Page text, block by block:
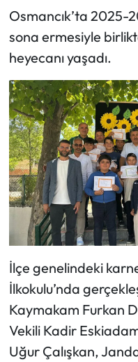
Osmancık’ta 2025-
sona ermesiyle
heyecanı yaşadı.
İlçe genelindeki
İlkokulu’nda
Kaymakam Furkan
Vekili Kadir
Uğur Çalışkan,
Kimdir?
Kültür Sanat
Laçin Haberleri
Magazin
Mecitözü
Oğuzlar Haberleri
Ortaköy
Osmancık
Otomotiv
Resmi İlan